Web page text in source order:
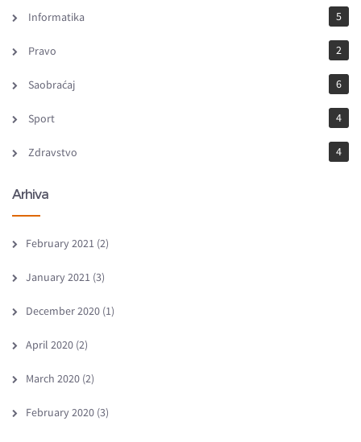
Informatika 5
Pravo 2
Saobraćaj 6
Sport 4
Zdravstvo 4
Arhiva
February 2021 (2)
January 2021 (3)
December 2020 (1)
April 2020 (2)
March 2020 (2)
February 2020 (3)